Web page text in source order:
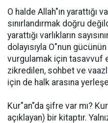
O halde Allah"ın yarattığı
sınırlandırmak doğru
yarattığı varlıkların
dolayısıyla O"nun
vurgulamak için tasavvuf
zikredilen, sohbet ve
için de halk arasına
Kur"an"da şifre var mı?
açıklayan) bir kitaptır.